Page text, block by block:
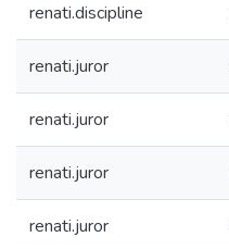
renati.discipline
renati.juror
renati.juror
renati.juror
renati.juror